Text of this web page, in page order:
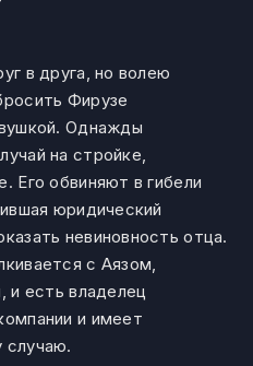
в друга, но волею
Фирузе
Однажды
на стройке,
Его обвиняют в гибели
юридический
невиновность отца.
с Аязом,
и есть владелец
и имеет
случаю.